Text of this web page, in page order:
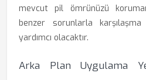
mevcut pil ömrünüzü
benzer sorunlarla karşılaşma
yardımcı olacaktır.
Arka Plan Uygulama